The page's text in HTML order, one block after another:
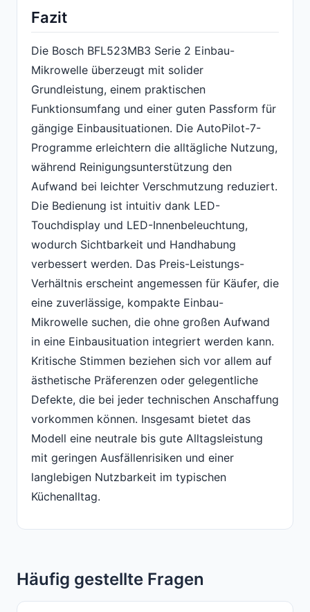
Fazit
Die Bosch BFL523MB3 Serie 2 Einbau-
Mikrowelle überzeugt mit solider
Grundleistung, einem praktischen
Funktionsumfang und einer guten Passform für
gängige Einbausituationen. Die AutoPilot-7-
Programme erleichtern die alltägliche Nutzung,
während Reinigungsunterstützung den
Aufwand bei leichter Verschmutzung reduziert.
Die Bedienung ist intuitiv dank LED-
Touchdisplay und LED-Innenbeleuchtung,
wodurch Sichtbarkeit und Handhabung
verbessert werden. Das Preis-Leistungs-
Verhältnis erscheint angemessen für Käufer, die
eine zuverlässige, kompakte Einbau-
Mikrowelle suchen, die ohne großen Aufwand
in eine Einbausituation integriert werden kann.
Kritische Stimmen beziehen sich vor allem auf
ästhetische Präferenzen oder gelegentliche
Defekte, die bei jeder technischen Anschaffung
vorkommen können. Insgesamt bietet das
Modell eine neutrale bis gute Alltagsleistung
mit geringen Ausfällenrisiken und einer
langlebigen Nutzbarkeit im typischen
Küchenalltag.
Häufig gestellte Fragen